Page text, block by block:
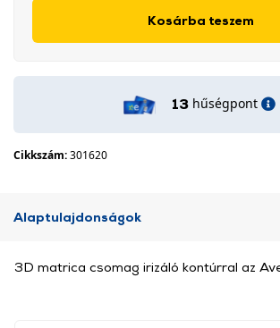
Kosárba teszem
13 hűségpont
Cikkszám:301620
Alaptulajdonságok
3D matrica csomag irizáló kontúrral az